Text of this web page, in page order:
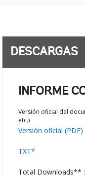
DESCARGAS
INFORME
Versión oficial del
etc.)
Versión oficial (PDF)
TXT*
Total Downloads** :